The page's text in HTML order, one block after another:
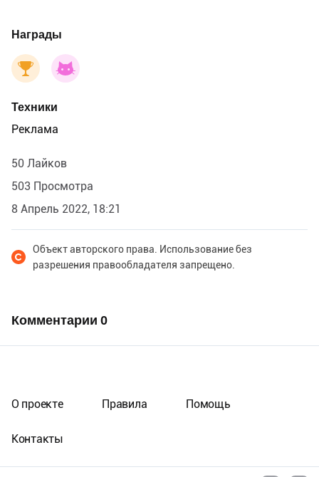
Награды
Техники
Реклама
50 Лайков
503 Просмотра
8 Апрель 2022, 18:21
Объект авторского права. Использование без
разрешения правообладателя запрещено.
Комментарии 0
О проекте Правила Помощь
Контакты